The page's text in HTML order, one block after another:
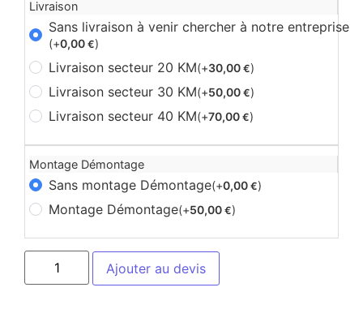
Livraison
Sans livraison à venir chercher à notre entreprise
(+0,00 €)
Livraison secteur 20 KM(+30,00 €)
Livraison secteur 30 KM(+50,00 €)
Livraison secteur 40 KM(+70,00 €)
Montage Démontage
Sans montage Démontage(+0,00 €)
Montage Démontage(+50,00 €)
Ajouter au devis